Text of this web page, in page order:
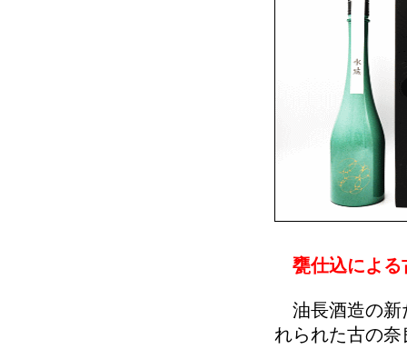
甕仕込による
油長酒造の新
れられた古の